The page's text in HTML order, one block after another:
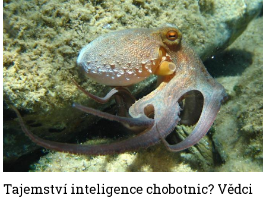
Image
Tajemství inteligence chobotnic? Vědci